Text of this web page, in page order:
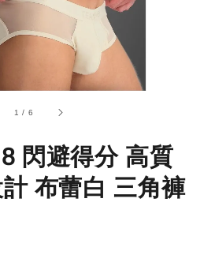
1 / 6
閃避得分 高質
布蕾白 三角褲